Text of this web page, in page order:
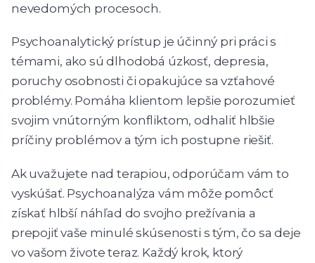
nevedomých procesoch.
Psychoanalytický prístup je účinný pri práci s
témami, ako sú dlhodobá úzkosť, depresia,
poruchy osobnosti či opakujúce sa vzťahové
problémy. Pomáha klientom lepšie porozumieť
svojim vnútorným konfliktom, odhaliť hlbšie
príčiny problémov a tým ich postupne riešiť.
Ak uvažujete nad terapiou, odporúčam vám to
vyskúšať. Psychoanalýza vám môže pomôcť
získať hlbší náhľad do svojho prežívania a
prepojiť vaše minulé skúsenosti s tým, čo sa deje
vo vašom živote teraz. Každý krok, ktorý